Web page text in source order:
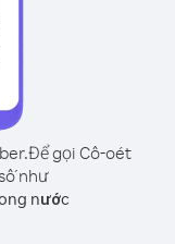
Để gọi Cô-oét
như
nước